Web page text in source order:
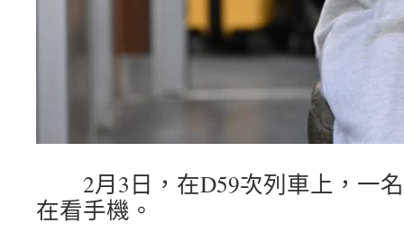
2月3日，在D59次列車上，一
在看手機。